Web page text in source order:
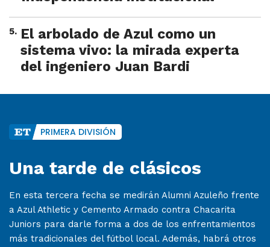
5. El arbolado de Azul como un
sistema vivo: la mirada experta
del ingeniero Juan Bardi
PRIMERA DIVISIÓN
Una tarde de clásicos
En esta tercera fecha se medirán Alumni Azuleño frente
a Azul Athletic y Cemento Armado contra Chacarita
Juniors para darle forma a dos de los enfrentamientos
más tradicionales del fútbol local. Además, habrá otros